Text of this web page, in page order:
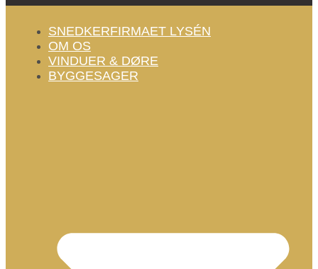
SNEDKERFIRMAET LYSÉN
OM OS
VINDUER & DØRE
BYGGESAGER